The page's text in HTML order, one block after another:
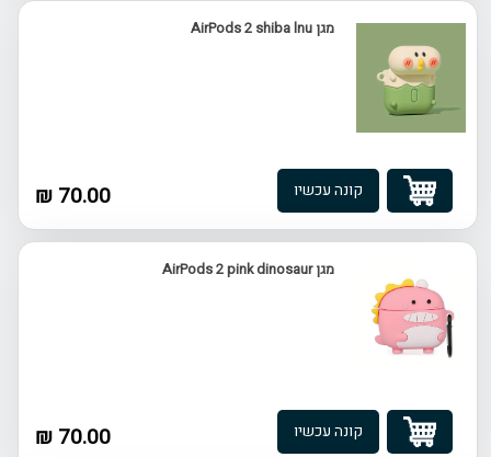
מגן AirPods 2 shiba lnu
70.00 ₪ קונה עכשיו
מגן AirPods 2 pink dinosaur
70.00 ₪ קונה עכשיו